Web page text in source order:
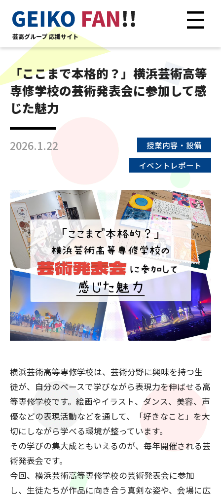
芸高グループ 応援サイト
「ここまで本格的？」横浜芸術高等
専修学校の芸術発表会に参加して感
じた魅力
2026.1.22
授業内容・設備
イベントレポート
横浜芸術高等専修学校は、芸術分野に興味を持つ生
徒が、自分のペースで学びながら表現力を伸ばせる高
等専修学校です。絵画やイラスト、ダンス、美容、声
優などの表現活動などを通して、「好きなこと」を大
切にしながら学べる環境が整っています。
その学びの集大成ともいえるのが、毎年開催される芸
術発表会です。
今回、横浜芸術高等専修学校の芸術発表会に参加
し、生徒たちが作品に向き合う真剣な姿や、会場に広